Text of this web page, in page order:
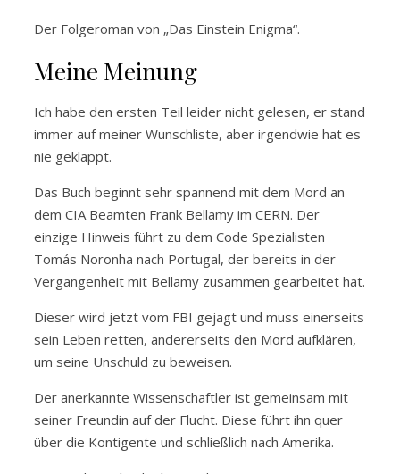
Der Folgeroman von „Das Einstein Enigma“.
Meine Meinung
Ich habe den ersten Teil leider nicht gelesen, er stand
immer auf meiner Wunschliste, aber irgendwie hat es
nie geklappt.
Das Buch beginnt sehr spannend mit dem Mord an
dem CIA Beamten Frank Bellamy im CERN. Der
einzige Hinweis führt zu dem Code Spezialisten
Tomás Noronha nach Portugal, der bereits in der
Vergangenheit mit Bellamy zusammen gearbeitet hat.
Dieser wird jetzt vom FBI gejagt und muss einerseits
sein Leben retten, andererseits den Mord aufklären,
um seine Unschuld zu beweisen.
Der anerkannte Wissenschaftler ist gemeinsam mit
seiner Freundin auf der Flucht. Diese führt ihn quer
über die Kontigente und schließlich nach Amerika.